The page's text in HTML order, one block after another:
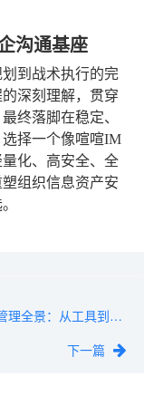
沟通基座
到战术执行的完
深刻理解，贯穿
终落脚在稳定、
择一个像喧喧IM
化、高安全、全
组织信息资产安
文档协同管理全景：从工具到流程，企业如何实现高效协作
下一篇